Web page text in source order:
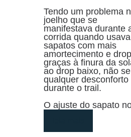
Tendo um problema
joelho que se
manifestava durante
corrida quando usava
sapatos com mais
amortecimento e
graças à finura da
ao drop baixo, não
qualquer desconforto
durante o trail.
O ajuste do sapato